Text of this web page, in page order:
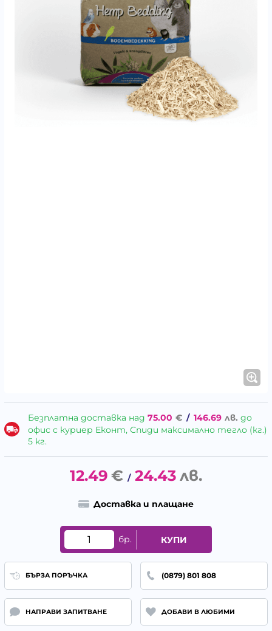
Безплатна доставка над 75.00 € / 146.69 лв. до
офис с куриер Еконт, Спиди максимално тегло (кг.)
5 кг.
12.49 € / 24.43 лв.
Доставка и плащане
бр. КУПИ
БЪРЗА ПОРЪЧКА (0879) 801 808
НАПРАВИ ЗАПИТВАНЕ ДОБАВИ В ЛЮБИМИ